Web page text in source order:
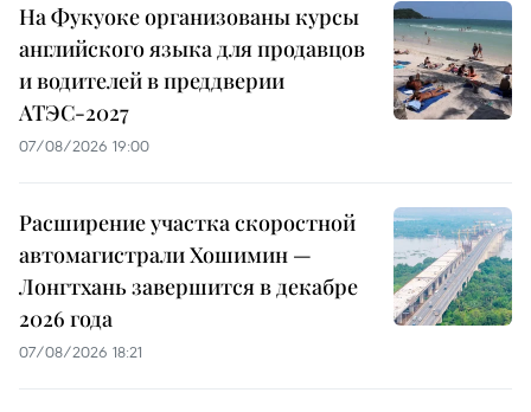
На Фукуоке организованы курсы
английского языка для продавцов
и водителей в преддверии
АТЭС-2027
07/08/2026 19:00
Расширение участка скоростной
автомагистрали Хошимин —
Лонгтхань завершится в декабре
2026 года
07/08/2026 18:21